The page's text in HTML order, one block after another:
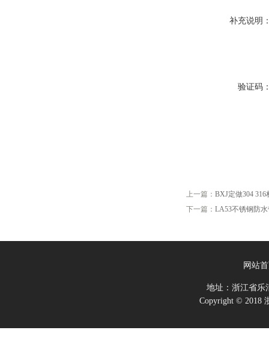
补充说明
验证码
上一篇： BXJ定做304
下一篇： LA53不锈钢防
网站
地址：浙江省
Copyright © 2018